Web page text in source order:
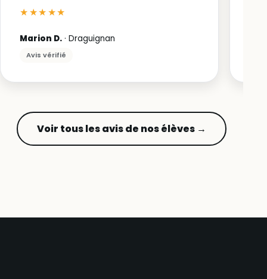
★★★★★
Marion D. · Draguignan
Avis vérifié
Voir tous les avis de nos élèves →